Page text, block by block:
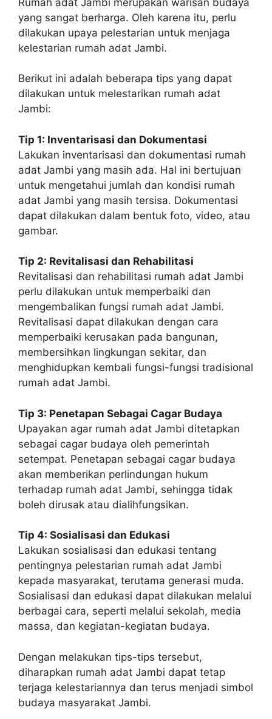
yang sangat berharga. Oleh karena itu, perlu
dilakukan upaya pelestarian untuk menjaga
kelestarian rumah adat Jambi.
Berikut ini adalah beberapa tips yang dapat
dilakukan untuk melestarikan rumah adat
Jambi:
Tip 1: Inventarisasi dan Dokumentasi
Lakukan inventarisasi dan dokumentasi rumah
adat Jambi yang masih ada. Hal ini bertujuan
untuk mengetahui jumlah dan kondisi rumah
adat Jambi yang masih tersisa. Dokumentasi
dapat dilakukan dalam bentuk foto, video, atau
gambar.
Tip 2: Revitalisasi dan Rehabilitasi
Revitalisasi dan rehabilitasi rumah adat Jambi
perlu dilakukan untuk memperbaiki dan
mengembalikan fungsi rumah adat Jambi.
Revitalisasi dapat dilakukan dengan cara
memperbaiki kerusakan pada bangunan,
membersihkan lingkungan sekitar, dan
menghidupkan kembali fungsi-fungsi tradisional
rumah adat Jambi.
Tip 3: Penetapan Sebagai Cagar Budaya
Upayakan agar rumah adat Jambi ditetapkan
sebagai cagar budaya oleh pemerintah
setempat. Penetapan sebagai cagar budaya
akan memberikan perlindungan hukum
terhadap rumah adat Jambi, sehingga tidak
boleh dirusak atau dialihfungsikan.
Tip 4: Sosialisasi dan Edukasi
Lakukan sosialisasi dan edukasi tentang
pentingnya pelestarian rumah adat Jambi
kepada masyarakat, terutama generasi muda.
Sosialisasi dan edukasi dapat dilakukan melalui
berbagai cara, seperti melalui sekolah, media
massa, dan kegiatan-kegiatan budaya.
Dengan melakukan tips-tips tersebut,
diharapkan rumah adat Jambi dapat tetap
terjaga kelestariannya dan terus menjadi simbol
budaya masyarakat Jambi.